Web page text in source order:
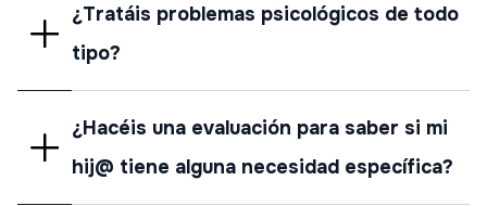
¿Tratáis problemas psicológicos de todo
tipo?
¿Hacéis una evaluación para saber si mi
hij@ tiene alguna necesidad específica?